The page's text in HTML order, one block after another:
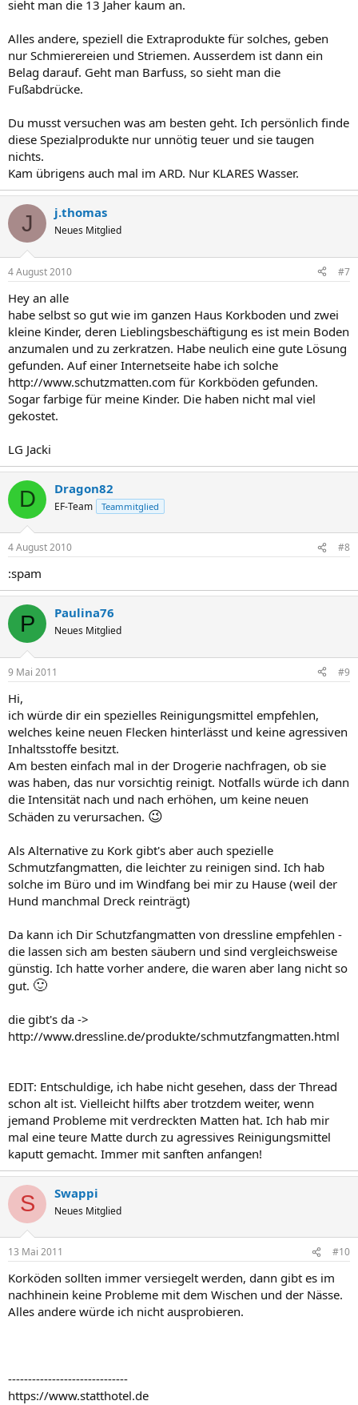
sieht man die 13 Jaher kaum an.
Alles andere, speziell die Extraprodukte für solches, geben
nur Schmierereien und Striemen. Ausserdem ist dann ein
Belag darauf. Geht man Barfuss, so sieht man die
Fußabdrücke.
Du musst versuchen was am besten geht. Ich persönlich finde
diese Spezialprodukte nur unnötig teuer und sie taugen
nichts.
Kam übrigens auch mal im ARD. Nur KLARES Wasser.
J j.thomas
Neues Mitglied
4 August 2010 #7
Hey an alle
habe selbst so gut wie im ganzen Haus Korkboden und zwei
kleine Kinder, deren Lieblingsbeschäftigung es ist mein Boden
anzumalen und zu zerkratzen. Habe neulich eine gute Lösung
gefunden. Auf einer Internetseite habe ich solche
http://www.schutzmatten.com für Korkböden gefunden.
Sogar farbige für meine Kinder. Die haben nicht mal viel
gekostet.
LG Jacki
D Dragon82
EF-Team Teammitglied
4 August 2010 #8
:spam
P Paulina76
Neues Mitglied
9 Mai 2011 #9
Hi,
ich würde dir ein spezielles Reinigungsmittel empfehlen,
welches keine neuen Flecken hinterlässt und keine agressiven
Inhaltsstoffe besitzt.
Am besten einfach mal in der Drogerie nachfragen, ob sie
was haben, das nur vorsichtig reinigt. Notfalls würde ich dann
die Intensität nach und nach erhöhen, um keine neuen
Schäden zu verursachen. 😉
Als Alternative zu Kork gibt's aber auch spezielle
Schmutzfangmatten, die leichter zu reinigen sind. Ich hab
solche im Büro und im Windfang bei mir zu Hause (weil der
Hund manchmal Dreck reinträgt)
Da kann ich Dir Schutzfangmatten von dressline empfehlen -
die lassen sich am besten säubern und sind vergleichsweise
günstig. Ich hatte vorher andere, die waren aber lang nicht so
gut. 🙂
die gibt's da ->
http://www.dressline.de/produkte/schmutzfangmatten.html
EDIT: Entschuldige, ich habe nicht gesehen, dass der Thread
schon alt ist. Vielleicht hilfts aber trotzdem weiter, wenn
jemand Probleme mit verdreckten Matten hat. Ich hab mir
mal eine teure Matte durch zu agressives Reinigungsmittel
kaputt gemacht. Immer mit sanften anfangen!
S Swappi
Neues Mitglied
13 Mai 2011 #10
Korköden sollten immer versiegelt werden, dann gibt es im
nachhinein keine Probleme mit dem Wischen und der Nässe.
Alles andere würde ich nicht ausprobieren.
------------------------------
https://www.statthotel.de